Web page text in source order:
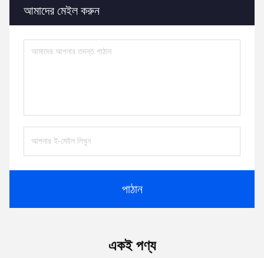
আমাদের মেইল ​​করুন
পাঠান
একই পণ্য